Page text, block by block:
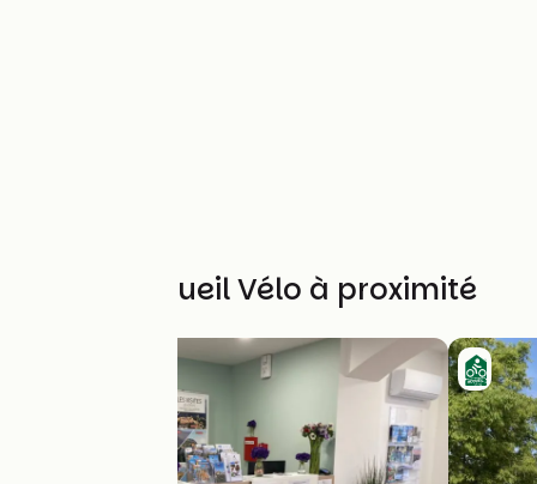
Autres Accueil Vélo à proximité